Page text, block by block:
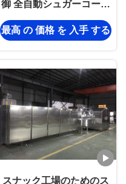
御 全自動シュガーコーン
マシンライン、304ステ
ンレス鋼構造 – 衛生性と
最高 の 価格 を 入手 する
スナック工場のためのス